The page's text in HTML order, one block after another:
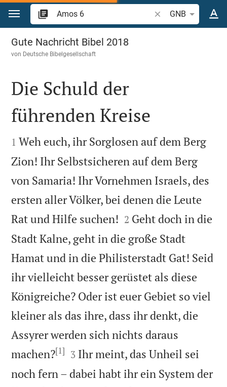
Zum Inhalt springen
Bibelstelle oder
GNB
Amos 6
Gute Nachricht Bibel 2018
von Deutsche Bibelgesellschaft

Die Schuld der
führenden Kreise

1 Weh euch, ihr Sorglosen auf dem Berg
Zion! Ihr Selbstsicheren auf dem Berg
von Samaria! Ihr Vornehmen Israels, des
ersten aller Völker, bei denen die Leute
Rat und Hilfe suchen! 

2 Geht doch in die
Stadt Kalne, geht in die große Stadt
Hamat und in die Philisterstadt Gat! Seid
ihr vielleicht besser gerüstet als diese
Königreiche? Oder ist euer Gebiet so viel
kleiner als das ihre, dass ihr denkt, die
Assyrer werden sich nichts daraus
machen?[1] 

3 Ihr meint, das Unheil sei
noch fern – dabei habt ihr ein System der